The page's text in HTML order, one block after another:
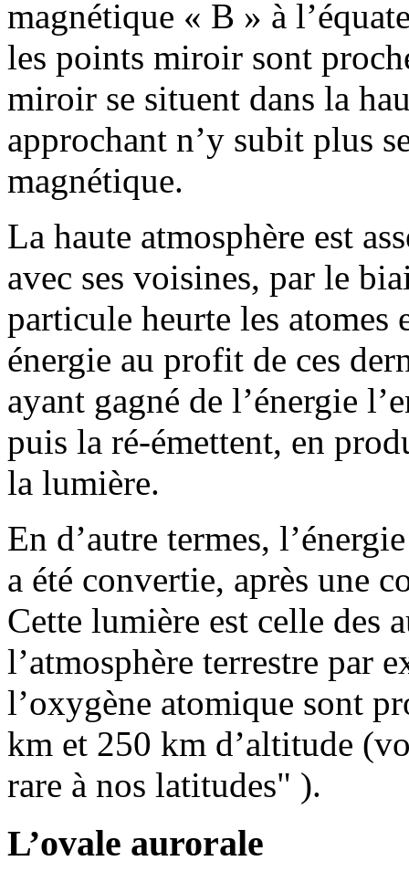
magnétique « B » à
les points miroir sont
miroir se situent dans la
approchant n’y subit plus
magnétique.
La haute atmosphère est
avec ses voisines, par le
particule heurte les atomes
énergie au profit de ces
ayant gagné de l’énergie
puis la ré-émettent, en
la lumière.
En d’autre termes,
a été convertie, après une
Cette lumière est celle des
l’atmosphère terrestre par
l’oxygène atomique sont
km et 250 km d’altitude
rare à nos latitudes" ).
L’ovale aurorale